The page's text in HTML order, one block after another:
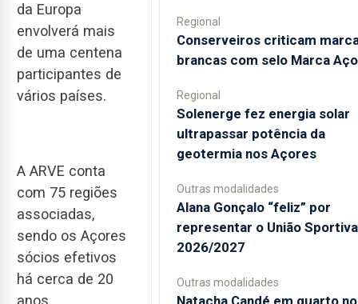
da Europa
envolverá mais
de uma centena
participantes de
vários países.
A ARVE conta
com 75 regiões
associadas,
sendo os Açores
sócios efetivos
há cerca de 20
anos.
Regional
Conserveiros criticam
brancas com selo Marca
Regional
Solenerge fez energia solar
ultrapassar potência da
geotermia nos Açores
Outras modalidades
Alana Gonçalo “feliz” por
representar o União
2026/2027
Outras modalidades
Natacha Candé em quarto no